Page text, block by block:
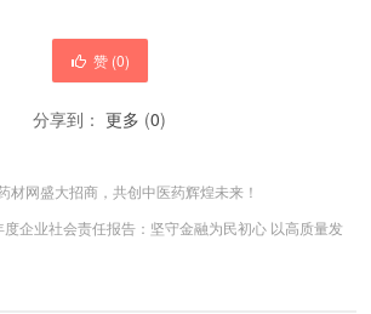
赞 (0)
分享到： 更多 (0)
材网盛大招商，共创中医药辉煌未来！
企业社会责任报告：坚守金融为民初心 以高质量发